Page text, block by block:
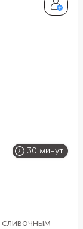
30 минут